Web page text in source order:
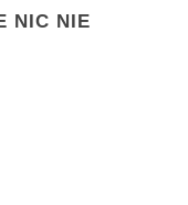
NIC NIE